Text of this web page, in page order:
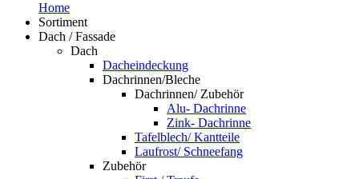
Home
Sortiment
Dach / Fassade
Dach
Dacheindeckung
Dachrinnen/Bleche
Dachrinnen/ Zubehör
Alu- Dachrinne
Zink- Dachrinne
Tafelblech/ Kantteile
Laufrost/ Schneefang
Zubehör